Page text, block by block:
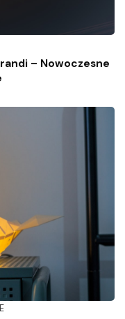
– Nowoczesne